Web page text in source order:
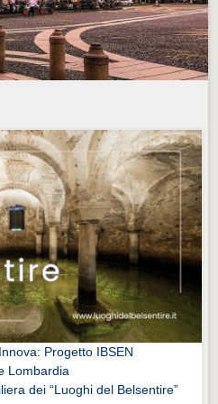
Progetto IBSEN
Lombardia
dei “Luoghi del Belsentire”